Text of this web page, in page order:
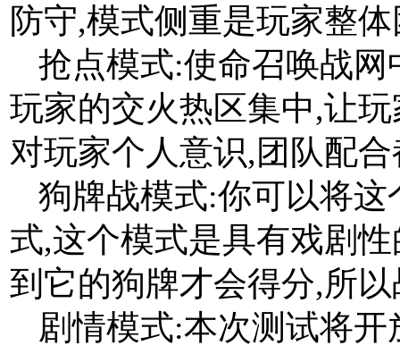
防守,模式侧重是玩家整
抢点模式:使命召唤战
玩家的交火热区集中,让
对玩家个人意识,团队配
狗牌战模式:你可以将
式,这个模式是具有戏剧
到它的狗牌才会得分,所
剧情模式:本次测试将